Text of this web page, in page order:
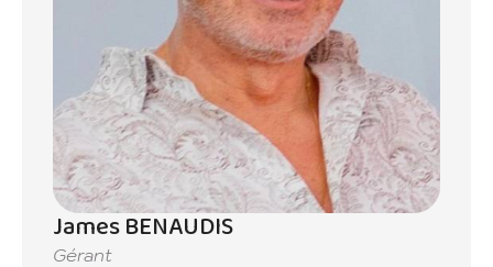
accès à une belle piscine commune.
Ces appartements offrent un cadre de vie
idéal alliant confort, modernité et tranquillité.
Ne manquez pas cette opportunité unique
de vivre dans un environnement
exceptionnel à Grand Baie.
Pour plus d'informations ou pour organiser
une visite, contactez-nous dès maintenant.
James BENAUDIS
Gérant